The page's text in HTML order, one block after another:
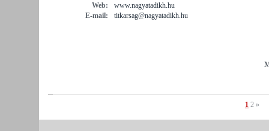
Web:
www.nagyatadikh.hu
E-mail:
titkarsag@nagyatadikh.hu
1 2 »